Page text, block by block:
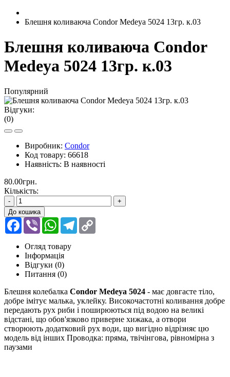
Блешня коливаюча Condor Medeya 5024 13гр. к.03
Блешня коливаюча Condor
Medeya 5024 13гр. к.03
Популярний
Відгуки:
(0)
Виробник: Condor
Код товару: 66618
Наявність: В наявності
80.00грн.
Кількість:
-
+
До кошика
Facebook
Viber WhatsApp
Telegram
Огляд товару
Інформація
Відгуки (0)
Питання (0)
Блешня колебалка Condor Medeya 5024 - має довгасте тіло,
добре імітує малька, уклейку. Високочастотні коливання добре
передають рух риби і поширюються під водою на великі
відстані, що обов'язково приверне хижака, а отвори
створюють додатковий рух води, що вигідно відрізняє цю
модель від інших Проводка: пряма, твічінгова, рівномірна з
паузами